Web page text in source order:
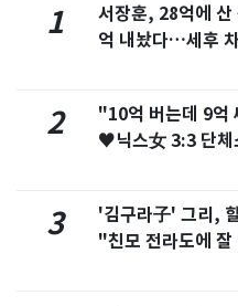
1
서장훈, 28억에
억 내놨다…세후
2
"10억 버는데 9
♥닉스女 3:3 단체
3
'김구라子' 그리,
"친모 전라도에